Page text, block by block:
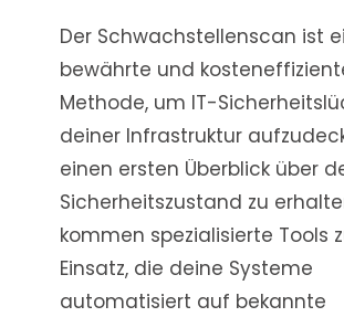
Der Schwachstellenscan ist
bewährte und
Methode, um IT-
deiner Infrastruktur
einen ersten Überblick über
Sicherheitszustand zu
kommen spezialisierte Tools
Einsatz, die deine Systeme
automatisiert auf bekannte